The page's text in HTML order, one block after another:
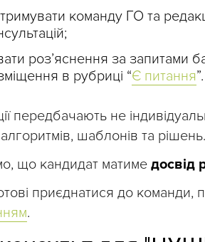
команду ГО та
роз’яснення за запитами
в рубриці “Є питання”.
передбачають не
шаблонів та рішень.
що кандидат матиме досвід
приєднатися до
.